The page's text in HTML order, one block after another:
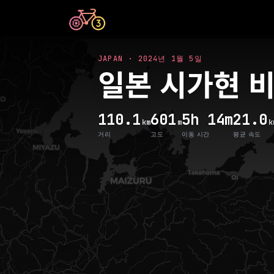
JAPAN · 2024년 1월 5일
일본 시가현
110.1 km
거리
601 m
고도
5h 14m
이동 시간
21.0
평균 속도